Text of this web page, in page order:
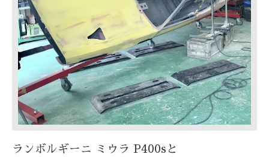
ランボルギーニ ミウラ P400sと